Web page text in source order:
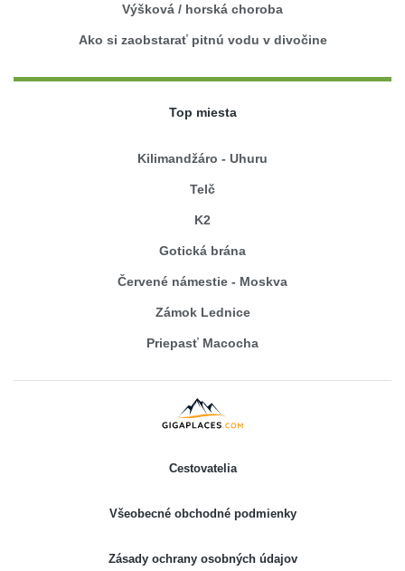
Výšková / horská choroba
Ako si zaobstarať pitnú vodu v divočine
Top miesta
Kilimandžáro - Uhuru
Telč
K2
Gotická brána
Červené námestie - Moskva
Zámok Lednice
Priepasť Macocha
Cestovatelia
Všeobecné obchodné podmienky
Zásady ochrany osobných údajov